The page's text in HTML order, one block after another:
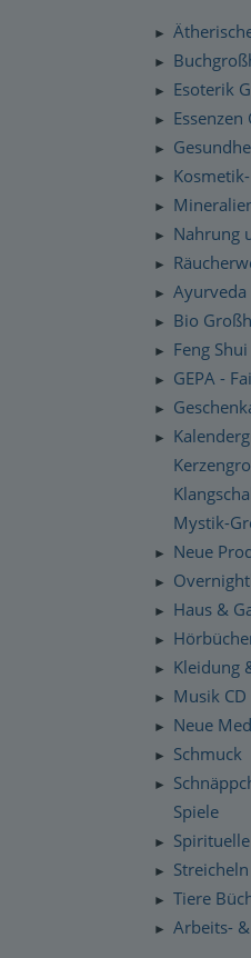
Zahlung
Checkdates
Moravan
Primavera
Alaya
Gabriel
Engelalm
►
►
► Esoterik
►
►
►
►
► Nahrung
►
►
► Bio
► Feng
► GEPA -
►
►
Mystik-
► Neue
►
► Haus &
►
► Kleidung
► Musik CD
► Neue
► Schmuck
►
Spiele
►
►
► Tiere
► Arbeits-